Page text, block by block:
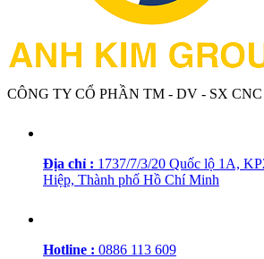
CÔNG TY CỔ PHẦN TM - DV - SX
Địa chỉ : 1737/7/3/20 Quốc lộ 1A,
Hiệp, Thành phố Hồ Chí Minh
Hotline : 0886 113 609